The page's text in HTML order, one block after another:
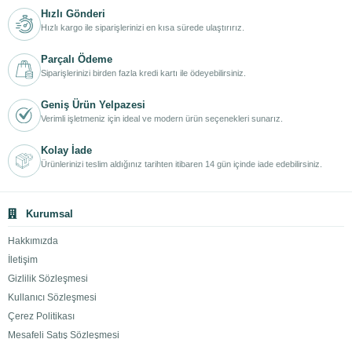
Hızlı Gönderi
Hızlı kargo ile siparişlerinizi en kısa sürede ulaştırırız.
Parçalı Ödeme
Siparişlerinizi birden fazla kredi kartı ile ödeyebilirsiniz.
Geniş Ürün Yelpazesi
Verimli işletmeniz için ideal ve modern ürün seçenekleri sunarız.
Kolay İade
Ürünlerinizi teslim aldığınız tarihten itibaren 14 gün içinde iade edebilirsiniz.
Kurumsal
Hakkımızda
İletişim
Gizlilik Sözleşmesi
Kullanıcı Sözleşmesi
Çerez Politikası
Mesafeli Satış Sözleşmesi